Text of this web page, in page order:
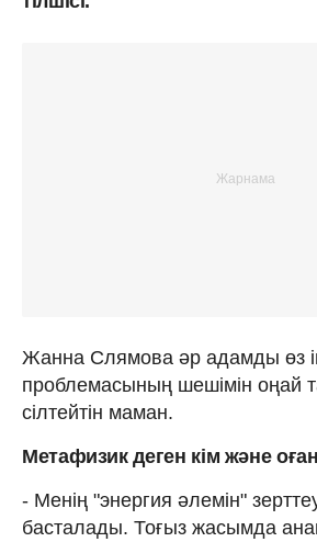
Жанна Слямова әр адамды өз
проблемасының шешімін оңай
сілтейтін маман.
Метафизик деген кім және
- Менің "энергия әлемін"
басталады. Тоғыз жасымда